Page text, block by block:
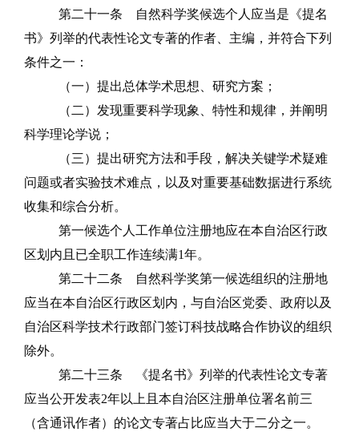
第二十一条
自然科学奖候选个人应当是《提名
书》列举的代表性论文专著的作者、主编，并符合下列
条件之一：
（一）提出总体学术思想、研究方案；
（二）发现重要科学现象、特性和规律，并阐明
科学理论学说；
（三）提出研究方法和手段，解决关键学术疑难
问题或者实验技术难点，以及对重要基础数据进行系统
收集和综合分析。
第一候选个人工作单位注册地应在本自治区行政
区划内且已全职工作连续满1年。
第二十二条
自然科学奖第一候选组织的注册地
应当在本自治区行政区划内，与自治区党委、政府以及
自治区科学技术行政部门签订科技战略合作协议的组织
除外。
第二十三条
《提名书》列举的代表性论文专著
应当公开发表2年以上且本自治区注册单位署名前三
（含通讯作者）的论文专著占比应当大于二分之一。